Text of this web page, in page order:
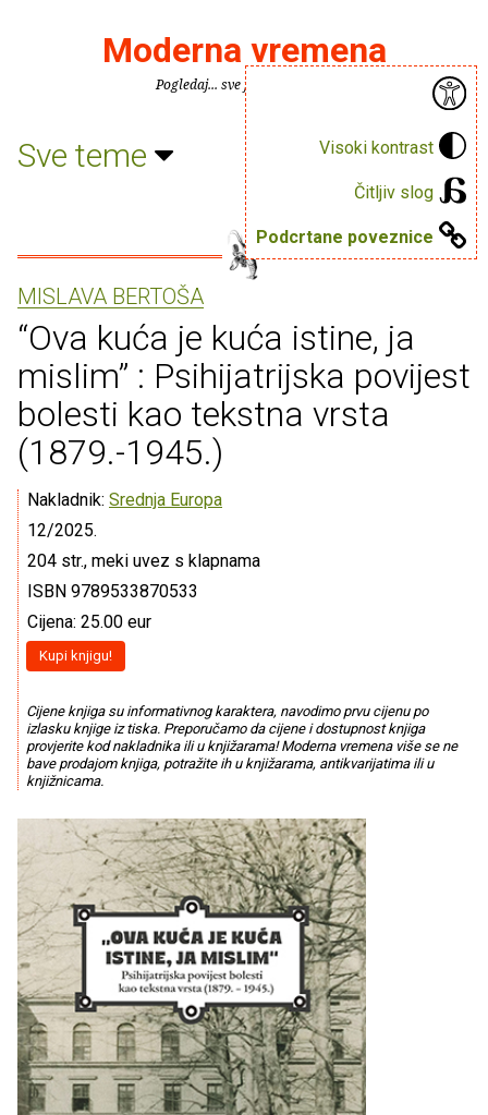
Visoki kontrast
Čitljiv slog
Podcrtane poveznice
Moderna vremena
Pogledaj... sve je puno knjiga.
Sve teme
MISLAVA BERTOŠA
“Ova kuća je kuća istine, ja
mislim” : Psihijatrijska povijest
bolesti kao tekstna vrsta
(1879.-1945.)
Nakladnik: Srednja Europa
12/2025.
204 str., meki uvez s klapnama
ISBN 9789533870533
Cijena: 25.00 eur
Kupi knjigu!
Cijene knjiga su informativnog karaktera, navodimo prvu cijenu po
izlasku knjige iz tiska. Preporučamo da cijene i dostupnost knjiga
provjerite kod nakladnika ili u knjižarama! Moderna vremena više se ne
bave prodajom knjiga, potražite ih u knjižarama, antikvarijatima ili u
knjižnicama.